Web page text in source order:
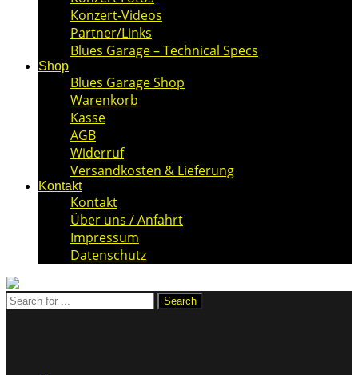
Konzert-Videos
Partner/Links
Blues Garage – Technical Specs
Shop
Blues Garage Shop
Warenkorb
Kasse
AGB
Widerruf
Versandkosten & Lieferung
Kontakt
Kontakt
Über uns / Anfahrt
Impressum
Datenschutz